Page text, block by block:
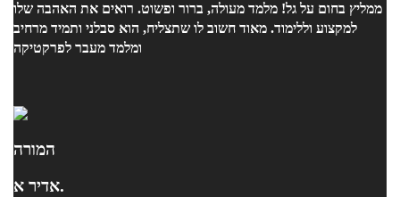
ממליץ בחום על גל! מלמד מעולה, ברור ופשוט. רואים את האהבה שלו
למקצוע וללימוד. מאוד חשוב לו שתצליח, הוא סבלני ותמיד מרחיב
ומלמד מעבר לפרקטיקה
המורה
אדיר א.